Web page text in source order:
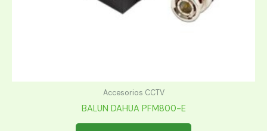
Accesorios CCTV
BALUN DAHUA PFM800-E